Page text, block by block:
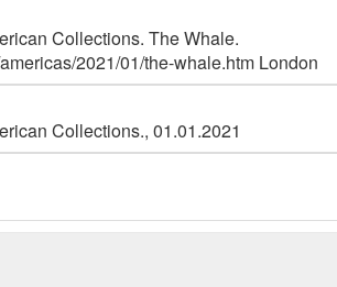
Collections. The Whale.
2021/01/the-whale.htm London
Collections., 01.01.2021